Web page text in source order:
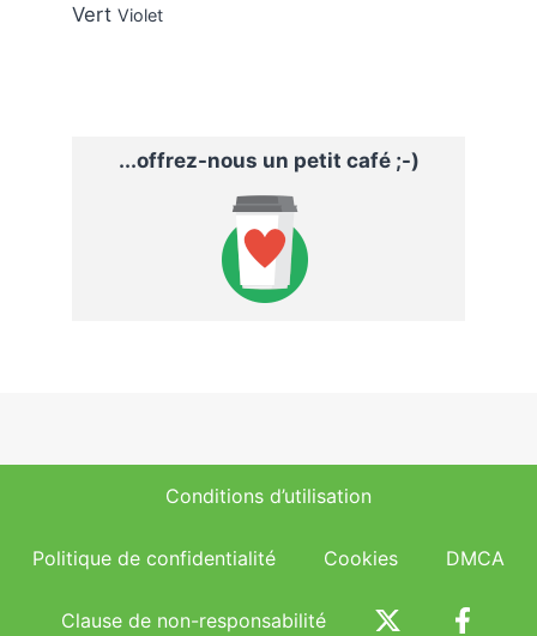
Vert Violet
...offrez-nous un petit café ;-)
Conditions d’utilisation
Politique de confidentialité Cookies DMCA
Clause de non-responsabilité